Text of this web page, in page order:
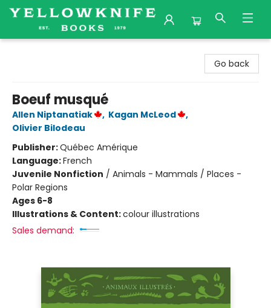
Go back
Boeuf musqué
Allen Niptanatiak , Kagan McLeod
,
Olivier Bilodeau
Publisher:Québec Amérique
Language:French
Juvenile Nonfiction / Animals - Mammals / Places -
Polar Regions
Ages 6-8
Illustrations & Content:colour illustrations
Sales demand: